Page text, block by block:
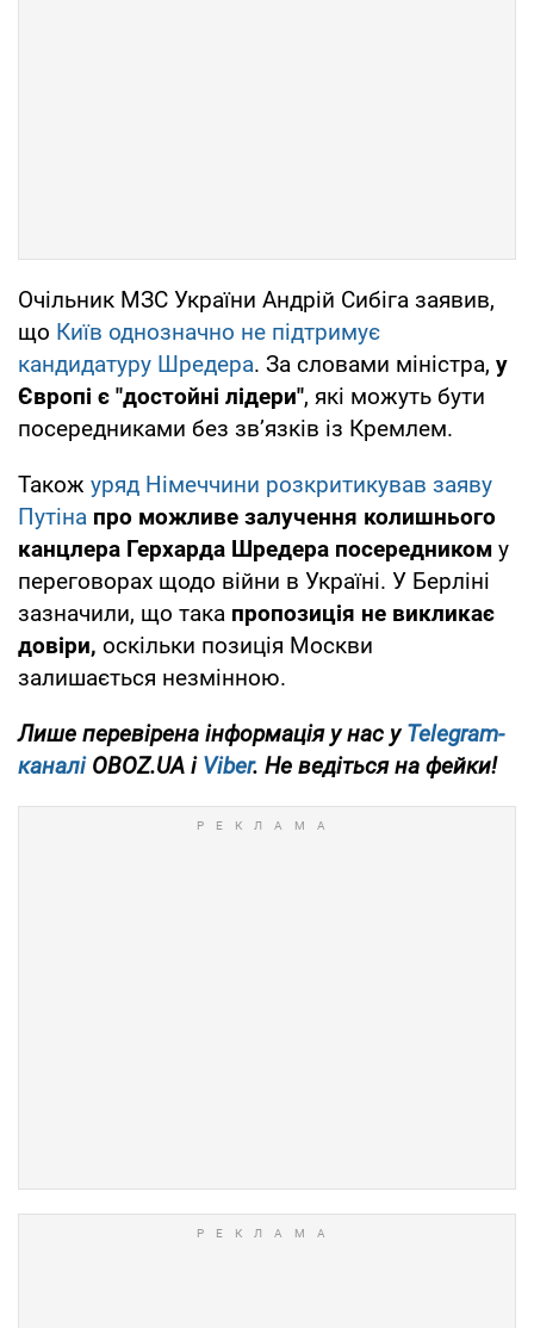
Очільник МЗС України Андрій Сибіга заявив,
що Київ однозначно не підтримує
кандидатуру Шредера. За словами міністра, у
Європі є "достойні лідери", які можуть бути
посередниками без зв’язків із Кремлем.
Також уряд Німеччини розкритикував заяву
Путіна про можливе залучення колишнього
канцлера Герхарда Шредера посередником у
переговорах щодо війни в Україні. У Берліні
зазначили, що така пропозиція не викликає
довіри, оскільки позиція Москви
залишається незмінною.
Лише перевірена інформація у нас уTelegram-
каналіOBOZ.UA і Viber. Не ведіться на фейки!